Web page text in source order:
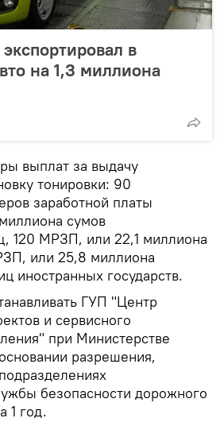
в
на 1,3 миллиона
выплат за выдачу
тонировки: 90
заработной платы
сумов
120 МРЗП, или 22,1 миллиона
или 25,8 миллиона
иностранных государств.
ГУП "Центр
и сервисного
при Министерстве
разрешения,
безопасности дорожного
1 год.